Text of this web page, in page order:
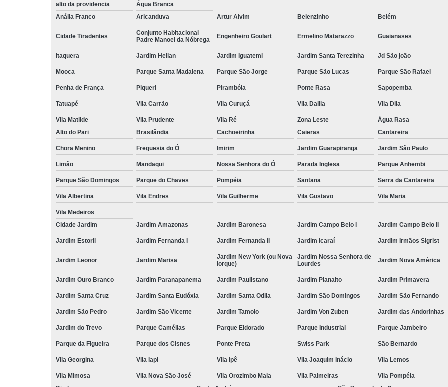
Conserto Servo Motor Siemens Linha 1ft
Manutenção Corretiva Servo Motor
Manutenção Motor Brushless Siemens
Manutenção Spindle Motor Siemens
Reparo
Reparo Servo Motor
Retrofitting Motor Siemens
Conserto Colunas Eletrônicas
Conserto
Conserto Fonte Chaveada
Automação de Usinagem
Manutenção Máquina Mecânica
Projetos Plc Integrado
Retrofitting de
Serviço de Mecânica Industrial
Servo Motor Fanuc
Servo Motor
Servo Motor Fanuc Alfa If
Servo
Servo Motor Fanuc Beta
Servo Motor
alto da providencia
Água Branca
Anália Franco
Aricanduva Artur Alvim Belenzinho Belém
Cidade Tiradentes
Conjunto Habitacional
Padre Manoel da Nóbrega
Engenheiro Goulart Ermelino Matarazzo Guaianases
Itaquera Jardim Helian Jardim Iguatemi Jardim Santa Terezinha Jd São joão
Mooca Parque Santa Madalena Parque São Jorge Parque São Lucas Parque São Rafael
Penha de França Piqueri Pirambóia Ponte Rasa Sapopemba
Tatuapé Vila Carrão Vila Curuçá Vila Dalila Vila Dila
Vila Matilde Vila Prudente Vila Ré Zona Leste
Água Rasa
Alto do Pari
Brasilândia Cachoeirinha Caieras Cantareira
Chora Menino Freguesia do Ó Imirim Jardim Guarapiranga Jardim São Paulo
Limão Mandaqui Nossa Senhora do Ó Parada Inglesa Parque Anhembi
Parque São Domingos Parque do Chaves Pompéia Santana Serra da Cantareira
Vila Albertina Vila Endres Vila Guilherme Vila Gustavo Vila Maria
Vila Medeiros
Cidade Jardim
Jardim Amazonas Jardim Baronesa Jardim Campo Belo I Jardim Campo Belo II
Jardim Estoril Jardim Fernanda I Jardim Fernanda II Jardim Icaraí Jardim Irmãos Sigrist
Jardim Leonor Jardim Marisa
Jardim New York (ou Nova
Iorque)
Jardim Nossa Senhora de
Lourdes
Jardim Nova América
Jardim Ouro Branco Jardim Paranapanema Jardim Paulistano Jardim Planalto Jardim Primavera
Jardim Santa Cruz Jardim Santa Eudóxia Jardim Santa Odila Jardim São Domingos Jardim São Fernando
Jardim São Pedro Jardim São Vicente Jardim Tamoio Jardim Von Zuben Jardim das Andorinhas
Jardim do Trevo Parque Camélias Parque Eldorado Parque Industrial Parque Jambeiro
Parque da Figueira Parque dos Cisnes Ponte Preta Swiss Park São Bernardo
Vila Georgina Vila Iapi Vila Ipê Vila Joaquim Inácio Vila Lemos
Vila Mimosa Vila Nova São José Vila Orozimbo Maia Vila Palmeiras Vila Pompéia